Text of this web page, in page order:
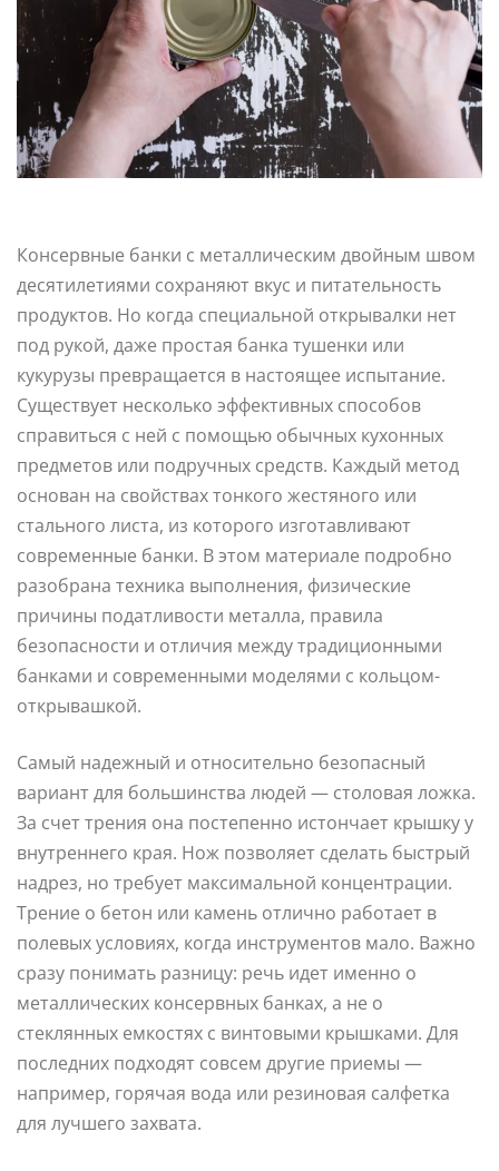
Консервные банки с металлическим двойным швом
десятилетиями сохраняют вкус и питательность
продуктов. Но когда специальной открывалки нет
под рукой, даже простая банка тушенки или
кукурузы превращается в настоящее испытание.
Существует несколько эффективных способов
справиться с ней с помощью обычных кухонных
предметов или подручных средств. Каждый метод
основан на свойствах тонкого жестяного или
стального листа, из которого изготавливают
современные банки. В этом материале подробно
разобрана техника выполнения, физические
причины податливости металла, правила
безопасности и отличия между традиционными
банками и современными моделями с кольцом-
открывашкой.
Самый надежный и относительно безопасный
вариант для большинства людей — столовая ложка.
За счет трения она постепенно истончает крышку у
внутреннего края. Нож позволяет сделать быстрый
надрез, но требует максимальной концентрации.
Трение о бетон или камень отлично работает в
полевых условиях, когда инструментов мало. Важно
сразу понимать разницу: речь идет именно о
металлических консервных банках, а не о
стеклянных емкостях с винтовыми крышками. Для
последних подходят совсем другие приемы —
например, горячая вода или резиновая салфетка
для лучшего захвата.